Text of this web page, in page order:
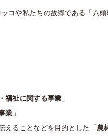
コや私たちの故郷である「八頭
福祉に関する事業 」
業 」
えることなどを目的とした「農